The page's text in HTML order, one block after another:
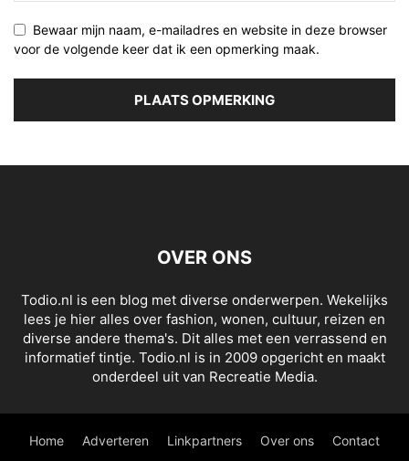
Bewaar mijn naam, e-mailadres en website in deze browser
voor de volgende keer dat ik een opmerking maak.
OVER ONS
Todio.nl is een blog met diverse onderwerpen. Wekelijks
lees je hier alles over fashion, wonen, cultuur, reizen en
diverse andere thema's. Dit alles met een verrassend en
informatief tintje. Todio.nl is in 2009 opgericht en maakt
onderdeel uit van Recreatie Media.
Home Adverteren Linkpartners Over ons Contact